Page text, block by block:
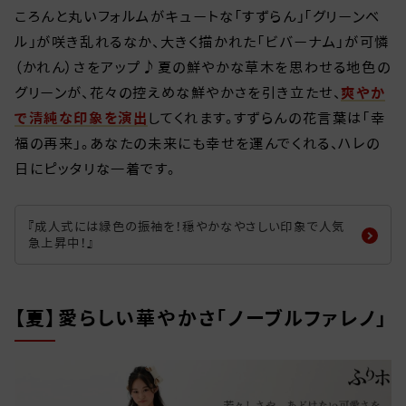
ころんと丸いフォルムがキュートな「すずらん」「グリーンベ
ル」が咲き乱れるなか、大きく描かれた「ビバーナム」が可憐
（かれん）さをアップ♪夏の鮮やかな草木を思わせる地色の
グリーンが、花々の控えめな鮮やかさを引き立たせ、 爽やか
で清純な印象を演出 してくれます。すずらんの花言葉は「幸
福の再来」。あなたの未来にも幸せを運んでくれる、ハレの
日にピッタリな一着です。
『成人式には緑色の振袖を！穏やかなやさしい印象で人気
急上昇中！』
【夏】愛らしい華やかさ「ノーブルファレノ」